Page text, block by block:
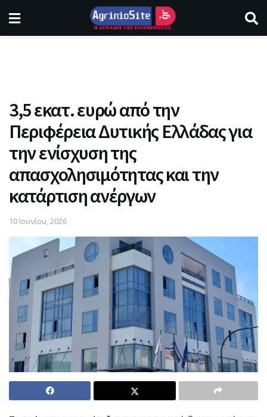
3,5 εκατ. ευρώ από την
Περιφέρεια Δυτικής Ελλάδας για
την ενίσχυση της
απασχολησιμότητας και την
κατάρτιση ανέργων
10 Ιουνίου, 2026